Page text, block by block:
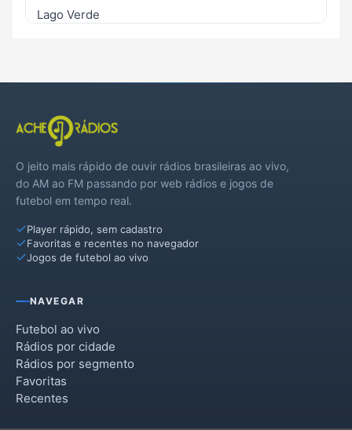
Lago Verde
Pio XII
Poção de Pedras
Santo Antônio dos Lopes
São Luís Gonzaga do Maranhão
São Mateus do Maranhão
São Raimundo do Doca Bezerra
São Roberto
Trizidela do Vale
O jeito mais rápido de ouvir rádios brasileiras ao vivo,
do AM ao FM passando por web rádios e jogos de
futebol em tempo real.
Player rápido, sem cadastro
Favoritas e recentes no navegador
Jogos de futebol ao vivo
NAVEGAR
Futebol ao vivo
Rádios por cidade
Rádios por segmento
Favoritas
Recentes